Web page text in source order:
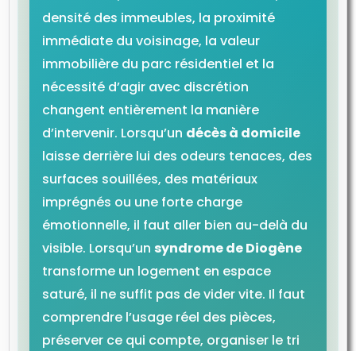
densité des immeubles, la proximité
immédiate du voisinage, la valeur
immobilière du parc résidentiel et la
nécessité d’agir avec discrétion
changent entièrement la manière
d’intervenir. Lorsqu’un décès à domicile
laisse derrière lui des odeurs tenaces, des
surfaces souillées, des matériaux
imprégnés ou une forte charge
émotionnelle, il faut aller bien au-delà du
visible. Lorsqu’un syndrome de Diogène
transforme un logement en espace
saturé, il ne suffit pas de vider vite. Il faut
comprendre l’usage réel des pièces,
préserver ce qui compte, organiser le tri